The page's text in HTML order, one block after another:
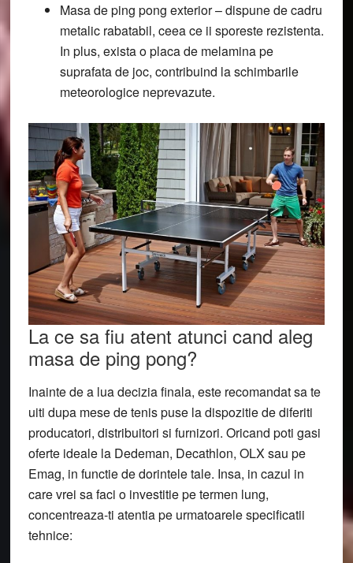
Masa de ping pong exterior– dispune de cadru
metalic rabatabil, ceea ce ii sporeste rezistenta.
In plus, exista o placa de melamina pe
suprafata de joc, contribuind la schimbarile
meteorologice neprevazute.
La ce sa fiu atent atunci cand aleg
masa de ping pong?
Inainte de a lua decizia finala, este recomandat sa te
uiti dupa mese de tenis puse la dispozitie de diferiti
producatori, distribuitori si furnizori. Oricand poti gasi
oferte ideale la Dedeman, Decathlon, OLX sau pe
Emag, in functie de dorintele tale. Insa, in cazul in
care vrei sa faci o investitie pe termen lung,
concentreaza-ti atentia pe urmatoarele specificatii
tehnice: